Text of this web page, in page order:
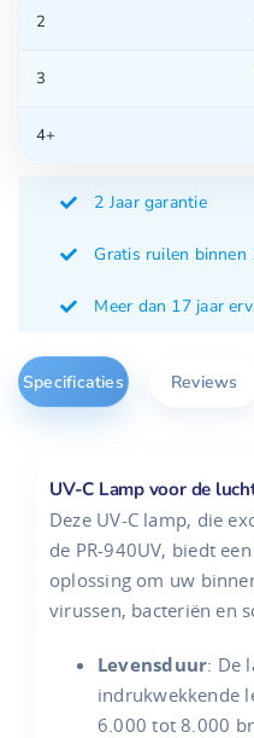
2
3
4+
2 Jaar garantie
Gratis ruilen binnen
Meer dan 17 jaar
Specificaties Reviews
UV-C Lamp voor de
Deze UV-C lamp, die
de PR-940UV, biedt
oplossing om uw
virussen, bacteriën en
Levensduur: De
indrukwekkende
6.000 tot 8.000